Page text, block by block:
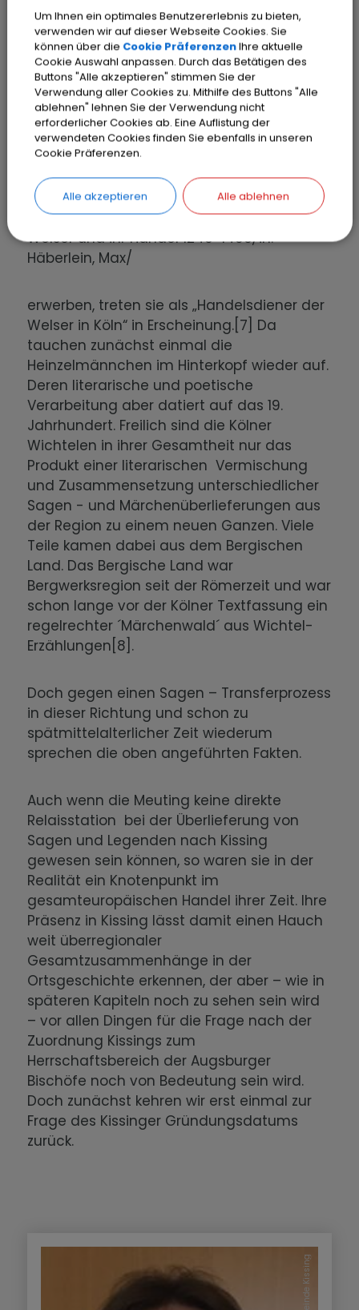
ins Spiel gebrachte Augsburger
Händlerfamilie der Meuting führt in eine
wesentlich frühere Zeit, ist aber für die
Geschichte Kissings dennoch in anderer
Hinsicht von zentraler Bedeutung.
Die Familie ist nicht irgendeine im
Augsburg des 15. Jahrhunderts, in einer
Stadt, die zu den damaligen Handels- und
Wirtschaftszentren Europas zählt. Bevor die
Meuting ihren Grundbesitz in Kissingr: Die
Welser und ihr Handel 1246-1496, in:
Häberlein, Max/
erwerben, treten sie als „Handelsdiener der
Welser in Köln“ in Erscheinung.[7] Da
tauchen zunächst einmal die
Heinzelmännchen im Hinterkopf wieder auf.
Deren literarische und poetische
Verarbeitung aber datiert auf das 19.
Jahrhundert. Freilich sind die Kölner
Wichtelen in ihrer Gesamtheit nur das
Produkt einer literarischen Vermischung
und Zusammensetzung unterschiedlicher
Sagen - und Märchenüberlieferungen aus
der Region zu einem neuen Ganzen. Viele
Teile kamen dabei aus dem Bergischen
Land. Das Bergische Land war
Bergwerksregion seit der Römerzeit und war
schon lange vor der Kölner Textfassung ein
regelrechter ´Märchenwald´ aus Wichtel-
Erzählungen[8].
Doch gegen einen Sagen – Transferprozess
in dieser Richtung und schon zu
spätmittelalterlicher Zeit wiederum
sprechen die oben angeführten Fakten.
Auch wenn die Meuting keine direkte
Relaisstation bei der Überlieferung von
Sagen und Legenden nach Kissing
gewesen sein können, so waren sie in der
Realität ein Knotenpunkt im
gesamteuropäischen Handel ihrer Zeit. Ihre
Präsenz in Kissing lässt damit einen Hauch
weit überregionaler
Gesamtzusammenhänge in der
Ortsgeschichte erkennen, der aber – wie in
späteren Kapiteln noch zu sehen sein wird
– vor allen Dingen für die Frage nach der
Zuordnung Kissings zum
Herrschaftsbereich der Augsburger
Bischöfe noch von Bedeutung sein wird.
Doch zunächst kehren wir erst einmal zur
Frage des Kissinger Gründungsdatums
zurück.
Gemeinde Kissing
Um Ihnen ein optimales Benutzererlebnis zu bieten,
verwenden wir auf dieser Webseite Cookies. Sie
können über die Cookie PräferenzenIhre aktuelle
Cookie Auswahl anpassen. Durch das Betätigen des
Buttons "Alle akzeptieren" stimmen Sie der
Verwendung aller Cookies zu. Mithilfe des Buttons "Alle
ablehnen" lehnen Sie der Verwendung nicht
erforderlicher Cookies ab. Eine Auflistung der
verwendeten Cookies finden Sie ebenfalls in unseren
Cookie Präferenzen.
Alle akzeptieren Alle ablehnen